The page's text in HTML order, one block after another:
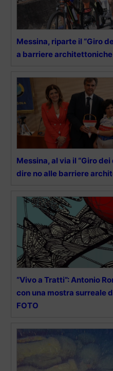
Messina, riparte il “Giro
a barriere architettoniche
Messina, al via il “Giro
dire no alle barriere
“Vivo a Tratti”: Antonio
con una mostra surreale
FOTO